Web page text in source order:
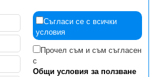
Съгласи се с всички
условия
Прочел съм и съм съгласен
с
Общи условия за ползване